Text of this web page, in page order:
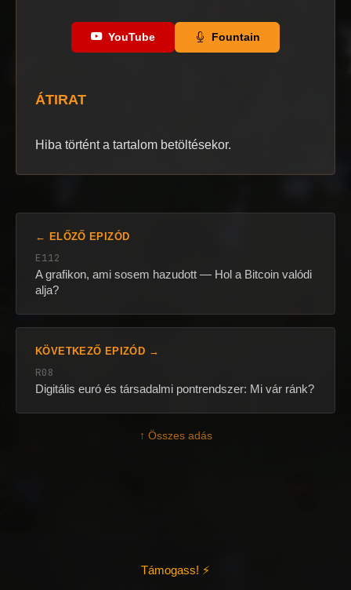
YouTube Fountain
ÁTIRAT
Hiba történt a tartalom betöltésekor.
← ELŐZŐ EPIZÓD
E112
A grafikon, ami sosem hazudott — Hol a Bitcoin valódi
alja?
KÖVETKEZŐ EPIZÓD →
R08
Digitális euró és társadalmi pontrendszer: Mi vár ránk?
↑ Összes adás
Támogass! ⚡